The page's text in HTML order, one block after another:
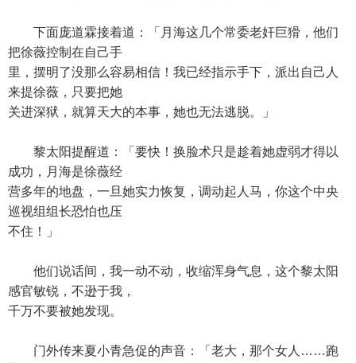
下面庞道霖接着道：「月海这几个常委老奸巨猾，他们
把徐薇控制在自己手
里，摆明了没那么容易相信！我已经指示手下，派出自己人
来提徐薇，只要把她
关进深狱，就算天大的本事，她也无法逃脱。」
黎太阳提醒道：「要快！换脸术只是趁着她虚弱才得以
成功，月海是徐薇经
营多年的地盘，一旦她实力恢复，调动起人马，你这个中央
巡视组组长恐怕也压
不住！」
他们说话间，我一动不动，收缩浑身气息，这个黎太阳
感官敏锐，不逊于我，
千万不要被她发现。
门外传来夏小青急促的声音：「老大，那个女人……跑